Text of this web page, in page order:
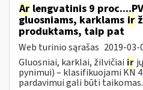
Ar lengvatinis 9
gluosniams, karklams ir
produktams, taip pat
Web turinio sąrašas 2019-03-
Gluosniai, karklai, žilvičiai ir
pynimui) – klasifikuojami KN
pardavimui gali būti